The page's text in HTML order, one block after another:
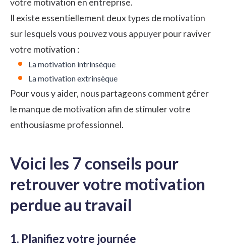
votre motivation en entreprise.
Il existe essentiellement deuxtypes de motivation
sur lesquels vous pouvez vous appuyer pour raviver
votre motivation :
La motivation intrinsèque
La motivation extrinsèque
Pour vous y aider, nous partageons comment gérer
le manque de motivation afin de stimuler votre
enthousiasme professionnel.
Voici les 7 conseils pour
retrouver votre motivation
perdue au travail
1. Planifiez votre journée